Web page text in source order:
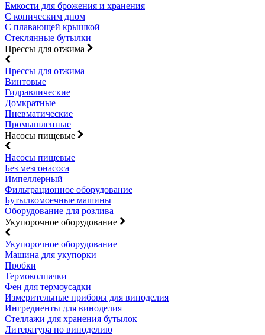
Емкости для брожения и хранения
С коническим дном
С плавающей крышкой
Стеклянные бутылки
Прессы для отжима
Прессы для отжима
Винтовые
Гидравлические
Домкратные
Пневматические
Промышленные
Насосы пищевые
Насосы пищевые
Без мезгонасоса
Импеллерный
Фильтрационное оборудование
Бутылкомоечные машины
Оборудование для розлива
Укупорочное оборудование
Укупорочное оборудование
Машина для укупорки
Пробки
Термоколпачки
Фен для термоусадки
Измерительные приборы для виноделия
Ингредиенты для виноделия
Стеллажи для хранения бутылок
Литература по виноделию